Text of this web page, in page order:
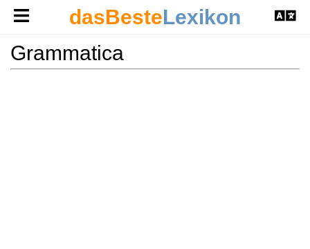
dasBesteLexikon
Grammatica